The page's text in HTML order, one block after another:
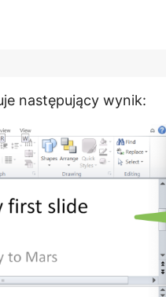
następujący wynik: